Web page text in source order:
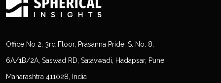
Office No 2, 3rd Floor, Prasanna Pride, S. No. 8,
6A/1B/2A, Saswad RD, Satavwadi, Hadapsar, Pune,
Maharashtra 411028, India